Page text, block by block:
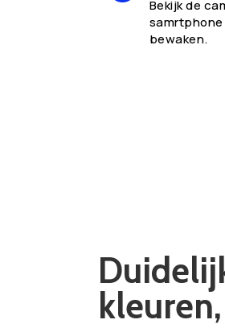
Bekijk de
bewaken.